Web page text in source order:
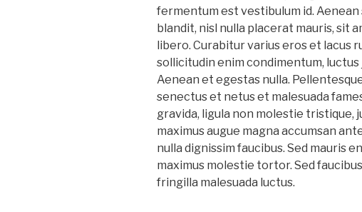
fermentum est vestibulum id.
blandit, nisl nulla placerat mauris, sit
libero. Curabitur varius eros et lacus
sollicitudin enim condimentum, luctus
Aenean et egestas nulla.
senectus et netus et malesuada
gravida, ligula non molestie tristique,
maximus augue magna accumsan
nulla dignissim faucibus. Sed mauris
maximus molestie tortor. Sed
fringilla malesuada luctus.